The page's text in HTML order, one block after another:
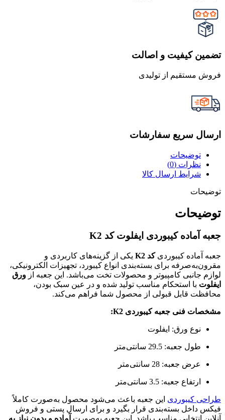
تضمین کیفیت و اصالت
فروش مستقیم از تولیدی
ارسال سریع سفارشات
توضیحات
نظرات (0)
شرایط ارسال کالا
توضیحات
توضیحات
جعبه آماده کیبوردی ایفلوت کد K2
جعبه آماده کیبوردیکد K2
یکی از گزینه‌های کاربردی و
مقرون‌به‌صرفه برای بسته‌بندی انواع کیبورد، تجهیزات الکترونیکی،
لوازم جانبی کامپیوتر و محصولات تخت می‌باشد. این جعبه از ورق
ایفلوت با استحکام مناسب تولید شده و در عین سبک بودن،
محافظت قابل قبولی از محصول شما فراهم می‌کند.
مشخصات فنی جعبه کیبوردی K2:
نوع ورق: ایفلوت
طول جعبه: 29.5 سانتی‌متر
عرض جعبه: 28 سانتی‌متر
ارتفاع جعبه: 3.5 سانتی‌متر
طراحی کیبوردی این جعبه باعث می‌شود محصول به‌صورت کاملاً
فیکس داخل بسته‌بندی قرار بگیرد و برای ارسال پستی و فروش
آنلاین انتخابی مناسب باشد. این جعبه به‌صورت آماده و بدون نیاز به